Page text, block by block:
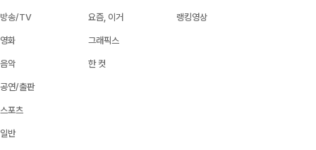
방송/TV
영화
음악
공연/출판
스포츠
일반
요즘, 이거
그래픽스
한 컷
랭킹영상